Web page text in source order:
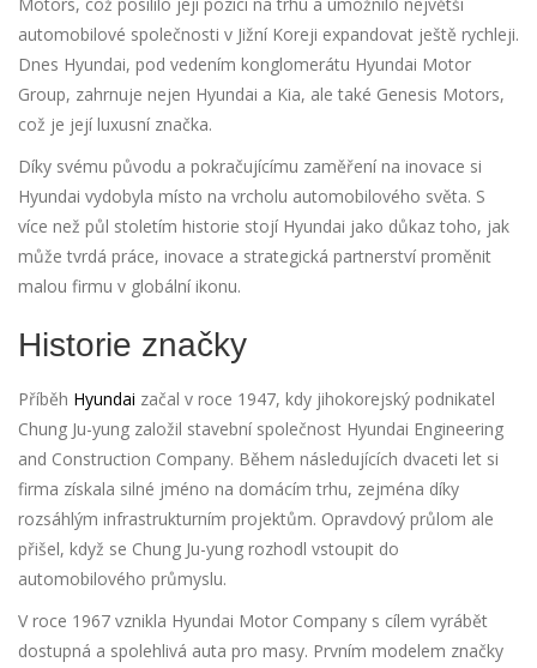
automobilové společnosti v Jižní Koreji expandovat ještě rychleji.
Dnes Hyundai, pod vedením konglomerátu Hyundai Motor
Group, zahrnuje nejen Hyundai a Kia, ale také Genesis Motors,
což je její luxusní značka.
Díky svému původu a pokračujícímu zaměření na inovace si
Hyundai vydobyla místo na vrcholu automobilového světa. S
více než půl stoletím historie stojí Hyundai jako důkaz toho, jak
může tvrdá práce, inovace a strategická partnerství proměnit
malou firmu v globální ikonu.
Historie značky
Příběh Hyundai začal v roce 1947, kdy jihokorejský podnikatel
Chung Ju-yung založil stavební společnost Hyundai Engineering
and Construction Company. Během následujících dvaceti let si
firma získala silné jméno na domácím trhu, zejména díky
rozsáhlým infrastrukturním projektům. Opravdový průlom ale
přišel, když se Chung Ju-yung rozhodl vstoupit do
automobilového průmyslu.
V roce 1967 vznikla Hyundai Motor Company s cílem vyrábět
dostupná a spolehlivá auta pro masy. Prvním modelem značky